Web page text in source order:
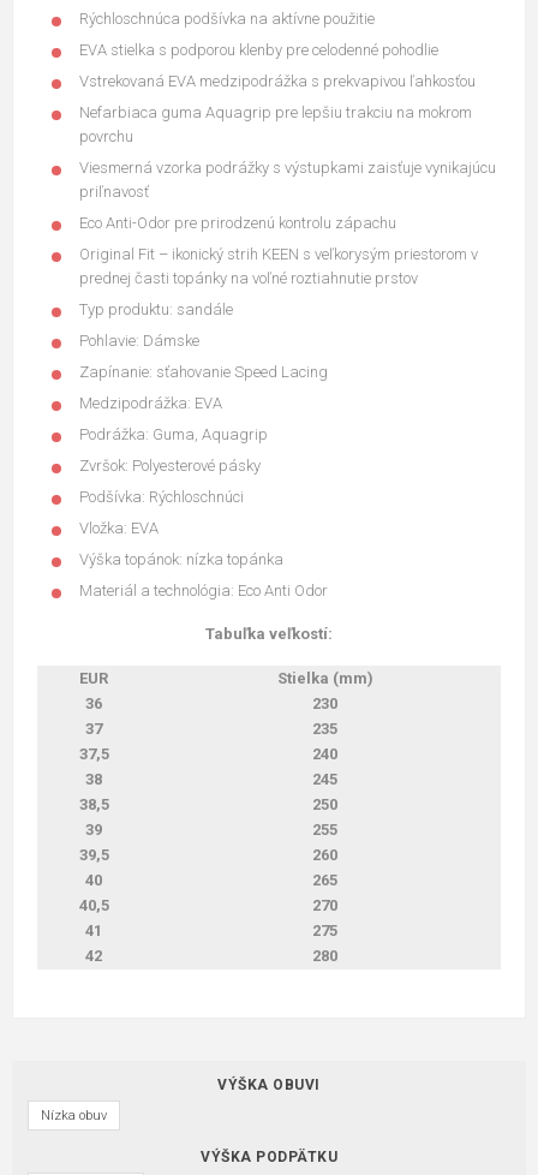
Rýchloschnúca podšívka na aktívne použitie
EVA stielka s podporou klenby pre celodenné pohodlie
Vstrekovaná EVA medzipodrážka s prekvapivou ľahkosťou
Nefarbiaca guma Aquagrip pre lepšiu trakciu na mokrom
povrchu
Viesmerná vzorka podrážky s výstupkami zaisťuje vynikajúcu
priľnavosť
Eco Anti-Odor pre prirodzenú kontrolu zápachu
Original Fit – ikonický strih KEEN s veľkorysým priestorom v
prednej časti topánky na voľné roztiahnutie prstov
Typ produktu: sandále
Pohlavie: Dámske
Zapínanie: sťahovanie Speed ​​Lacing
Medzipodrážka: EVA
Podrážka: Guma, Aquagrip
Zvršok: Polyesterové pásky
Podšívka: Rýchloschnúci
Vložka: EVA
Výška topánok: nízka topánka
Materiál a technológia: Eco Anti Odor
Tabuľka veľkostí:
EUR
Stielka (mm)
36
230
37
235
37,5
240
38
245
38,5
250
39
255
39,5
260
40
265
40,5
270
41
275
42
280
VÝŠKA OBUVI
Nízka obuv
VÝŠKA PODPÄTKU